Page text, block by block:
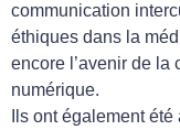
communication
éthiques dans la
encore l’avenir de la
numérique.
Ils ont également